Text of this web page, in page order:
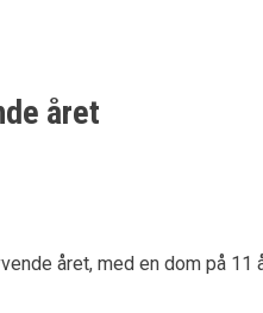
året
året, med en dom på 11